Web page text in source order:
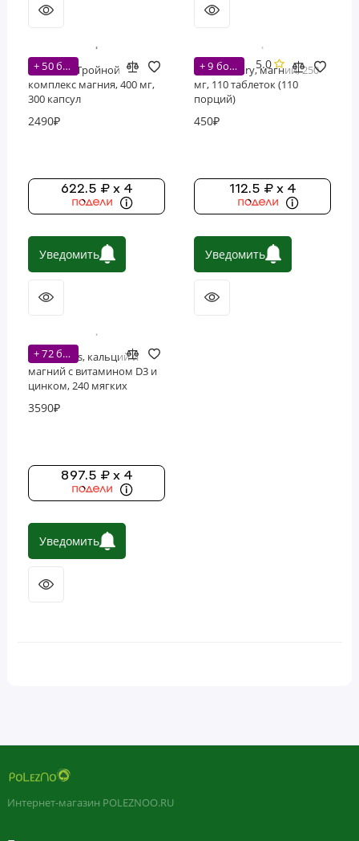
+ 50 бонусов
Swanson, Тройной
комплекс магния, 400 мг,
300 капсул
2490₽
622.5 ₽ x 4
Уведомить
+ 9 бонусов 5.0
21st Century, магний, 250
мг, 110 таблеток (110
порций)
450₽
112.5 ₽ x 4
Уведомить
+ 72 бонусов
Now Foods, кальций и
магний с витамином D3 и
цинком, 240 мягких
3590₽
897.5 ₽ x 4
Уведомить
Интернет-магазин POLEZNOO.RU